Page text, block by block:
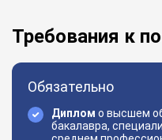
Требования к
Обязательно
Диплом о высшем
бакалавра,